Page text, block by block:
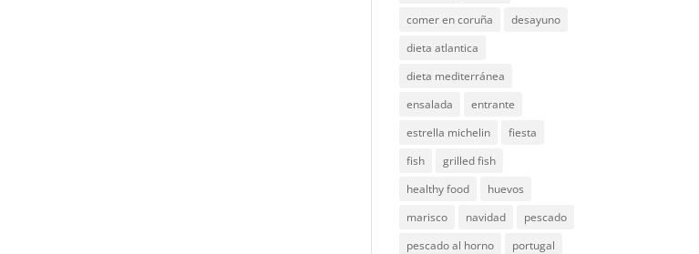
comer en coruña
desayuno
dieta atlantica
dieta mediterránea
ensalada
entrante
estrella michelin
fiesta
fish
grilled fish
healthy food
huevos
marisco
navidad
pescado
pescado al horno
portugal